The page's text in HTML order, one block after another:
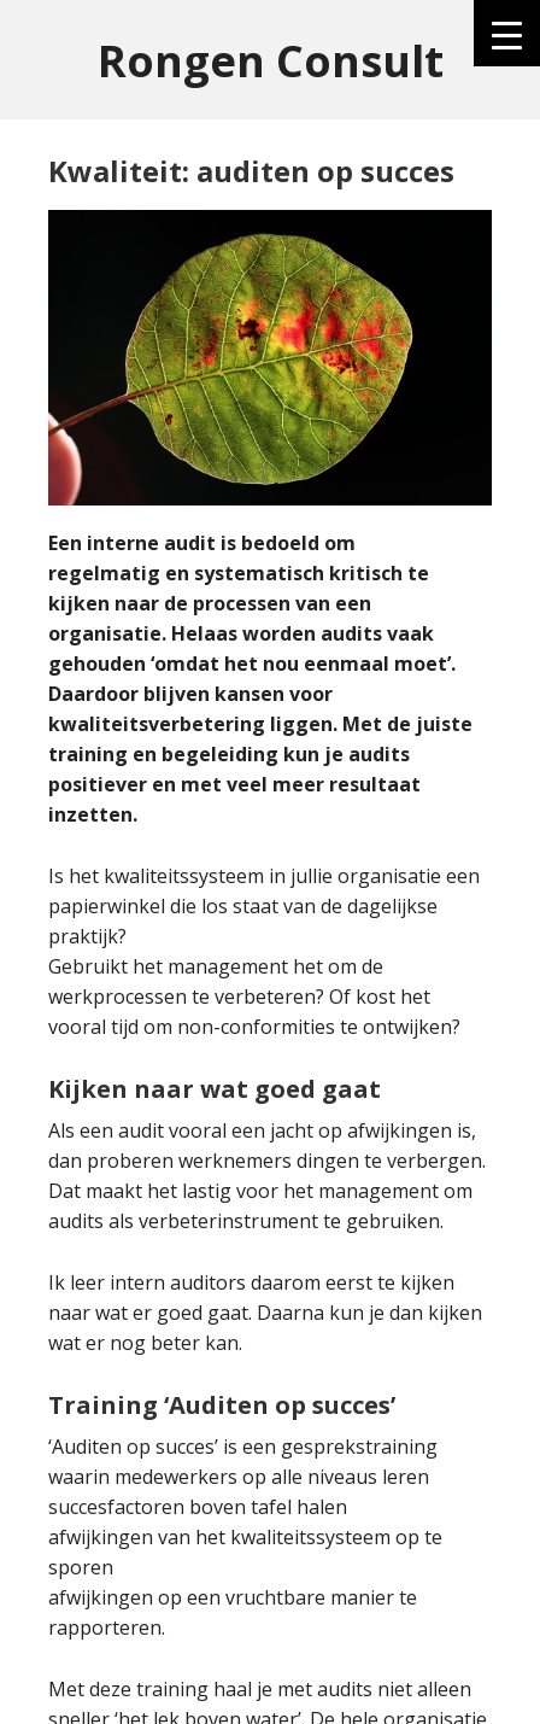
Rongen Consult
Kwaliteit: auditen op succes
Een interne audit is bedoeld om
regelmatig en systematisch kritisch te
kijken naar de processen van een
organisatie. Helaas worden audits vaak
gehouden ‘omdat het nou eenmaal moet’.
Daardoor blijven kansen voor
kwaliteitsverbetering liggen. Met de juiste
training en begeleiding kun je audits
positiever en met veel meer resultaat
inzetten.
Is het kwaliteitssysteem in jullie organisatie een
papierwinkel die los staat van de dagelijkse
praktijk?
Gebruikt het management het om de
werkprocessen te verbeteren? Of kost het
vooral tijd om non-conformities te ontwijken?
Kijken naar wat goed gaat
Als een audit vooral een jacht op afwijkingen is,
dan proberen werknemers dingen te verbergen.
Dat maakt het lastig voor het management om
audits als verbeterinstrument te gebruiken.
Ik leer intern auditors daarom eerst te kijken
naar wat er goed gaat. Daarna kun je dan kijken
wat er nog beter kan.
Training ‘Auditen op succes’
‘Auditen op succes’ is een gesprekstraining
waarin medewerkers op alle niveaus leren
succesfactoren boven tafel halen
afwijkingen van het kwaliteitssysteem op te
sporen
afwijkingen op een vruchtbare manier te
rapporteren.
Met deze training haal je met audits niet alleen